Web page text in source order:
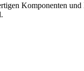
Komponenten